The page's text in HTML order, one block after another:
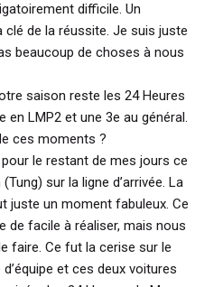
difficile. Un
de la réussite. Je suis juste
beaucoup de choses à nous
saison reste les 24 Heures
en LMP2 et une 3e au général.
ces moments ?
le restant de mes jours ce
sur la ligne d’arrivée. La
juste un moment fabuleux. Ce
de facile à réaliser, mais nous
faire. Ce fut la cerise sur le
et ces deux voitures